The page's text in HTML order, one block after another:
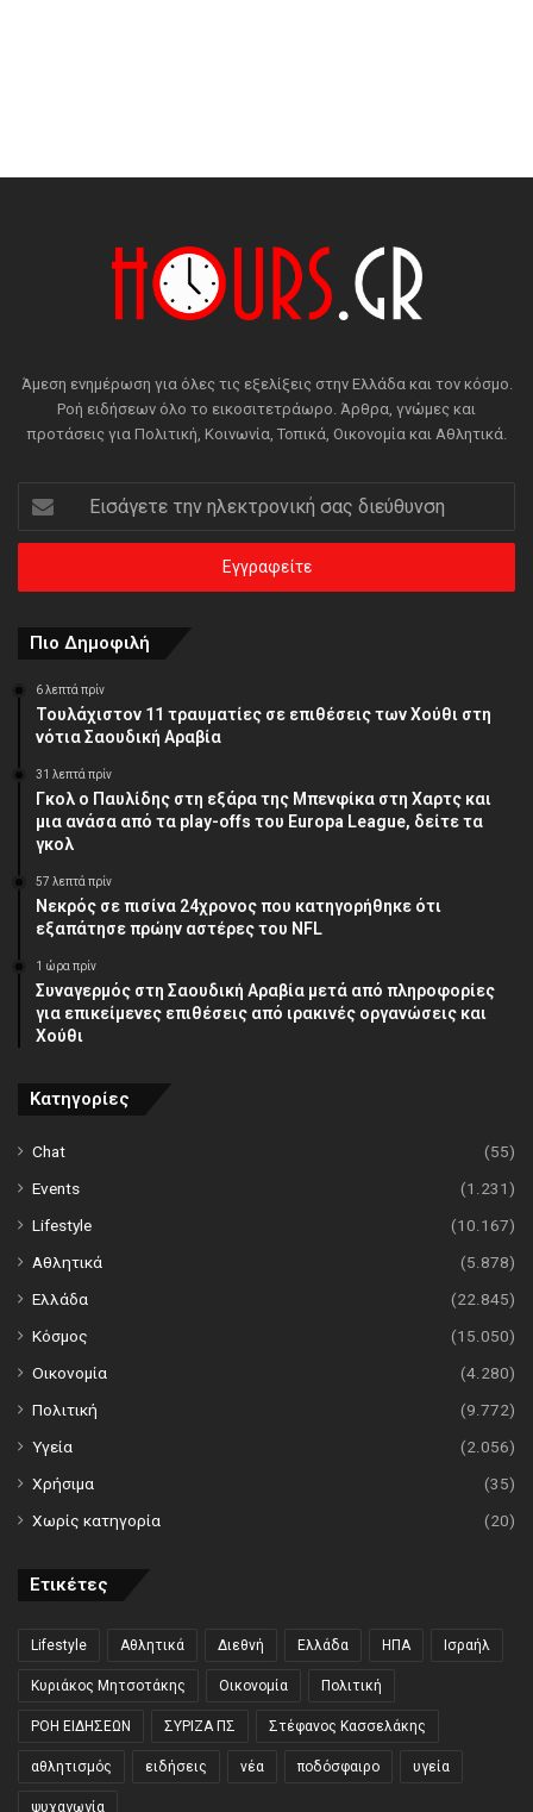
Άμεση ενημέρωση για όλες τις εξελίξεις στην Ελλάδα και τον κόσμο.
Ροή ειδήσεων όλο το εικοσιτετράωρο. Άρθρα, γνώμες και
προτάσεις για Πολιτική, Κοινωνία, Τοπικά, Οικονομία και Αθλητικά.
την
ηλεκτρονική
διεύθυνση
Πιο Δημοφιλή
6 λεπτά πρίν
Τουλάχιστον 11 τραυματίες σε επιθέσεις των Χούθι στη
νότια Σαουδική Αραβία
31 λεπτά πρίν
Γκολ ο Παυλίδης στη εξάρα της Μπενφίκα στη Χαρτς και
μια ανάσα από τα play-offs του Europa League, δείτε τα
γκολ
57 λεπτά πρίν
Νεκρός σε πισίνα 24χρονος που κατηγορήθηκε ότι
εξαπάτησε πρώην αστέρες του NFL
1 ώρα πρίν
Συναγερμός στη Σαουδική Αραβία μετά από πληροφορίες
για επικείμενες επιθέσεις από ιρακινές οργανώσεις και
Χούθι
Κατηγορίες
Chat
(55)
Events
(1.231)
Lifestyle
(10.167)
Αθλητικά
(5.878)
Ελλάδα
(22.845)
Κόσμος
(15.050)
Οικονομία
(4.280)
Πολιτική
(9.772)
Υγεία
(2.056)
Χρήσιμα
(35)
Χωρίς κατηγορία
(20)
Ετικέτες
Lifestyle Αθλητικά Διεθνή Ελλάδα ΗΠΑ Ισραήλ
Κυριάκος Μητσοτάκης Οικονομία Πολιτική
ΡΟΗ ΕΙΔΗΣΕΩΝ ΣΥΡΙΖΑ ΠΣ Στέφανος Κασσελάκης
αθλητισμός ειδήσεις νέα ποδόσφαιρο υγεία
ψυχαγωγία